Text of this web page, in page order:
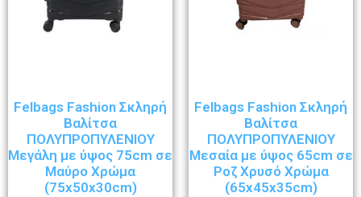
Felbags Fashion Σκληρή
Βαλίτσα
ΠΟΛΥΠΡΟΠΥΛΕΝΙΟΥ
Μεγάλη με ύψος 75cm σε
Μαύρο Χρώμα
(75x50x30cm)
Felbags Fashion Σκληρή
Βαλίτσα
ΠΟΛΥΠΡΟΠΥΛΕΝΙΟΥ
Μεσαία με ύψος 65cm σε
Ροζ Χρυσό Χρώμα
(65x45x35cm)